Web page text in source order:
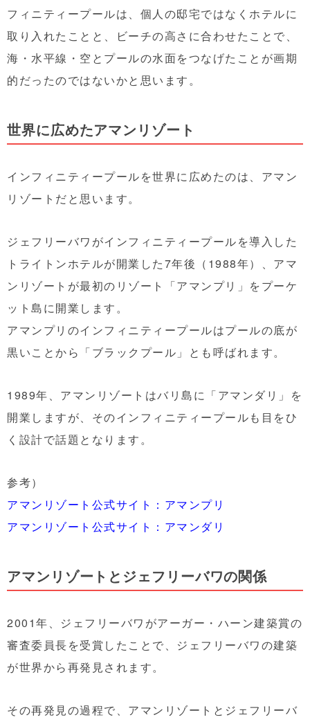
フィニティープールは、個人の邸宅ではなくホテルに
取り入れたことと、ビーチの高さに合わせたことで、
海・水平線・空とプールの水面をつなげたことが画期
的だったのではないかと思います。
世界に広めたアマンリゾート
インフィニティープールを世界に広めたのは、アマン
リゾートだと思います。
ジェフリーバワがインフィニティープールを導入した
トライトンホテルが開業した7年後（1988年）、アマ
ンリゾートが最初のリゾート「アマンプリ」をプーケ
ット島に開業します。
アマンプリのインフィニティープールはプールの底が
黒いことから「ブラックプール」とも呼ばれます。
1989年、アマンリゾートはバリ島に「アマンダリ」を
開業しますが、そのインフィニティープールも目をひ
く設計で話題となります。
参考）
アマンリゾート公式サイト：アマンプリ
アマンリゾート公式サイト：アマンダリ
アマンリゾートとジェフリーバワの関係
2001年、ジェフリーバワがアーガー・ハーン建築賞の
審査委員長を受賞したことで、ジェフリーバワの建築
が世界から再発見されます。
その再発見の過程で、アマンリゾートとジェフリーバ